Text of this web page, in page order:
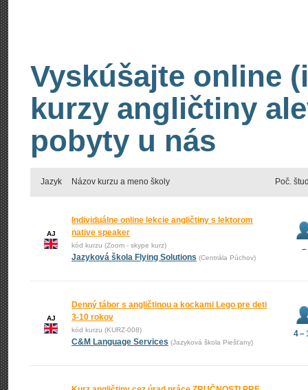
Vyskúšajte online
kurzy angličtiny
pobyty u nás
Jazyk Názov kurzu a meno školy Poč.
AJ
Individuálne online lekcie angličtiny s lektorom
native speaker
kód kurzu (Zoom - skype kurz)
Jazyková škola Flying Solutions (Centrála Púchov)
–
AJ
Denný tábor s angličtinou a kockami Lego pre deti
3-10 rokov
kód kurzu (KURZ-008)
C&M Language Services (Jazyková škola Piešťany)
4 –